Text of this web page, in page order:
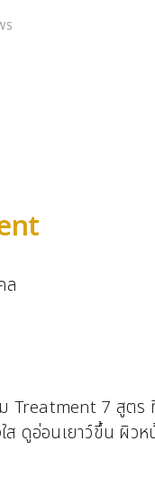
ล
Treatment 7 สูต
ส ดูอ่อนเยาว์ขึ้น ผิว